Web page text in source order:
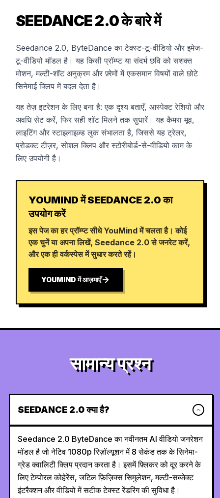
SEEDANCE 2.0 के बारे में
Seedance 2.0, ByteDance का टेक्स्ट-टू-वीडियो और इमेज-
टू-वीडियो मॉडल है। यह किसी प्रॉम्प्ट या संदर्भ छवि को सशक्त
मोशन, मल्टी-शॉट अनुक्रम और फ़्रेमों में एकसमान विषयों वाले छोटे
सिनेमाई क्लिप में बदल देता है।
यह तेज़ इटरेशन के लिए बना है: एक दृश्य बताएँ, आस्पेक्ट रेशियो और
अवधि सेट करें, फिर सही शॉट मिलने तक सुधारें। यह कैमरा मूव,
लाइटिंग और स्टाइलाइज़्ड लुक संभालता है, जिससे यह ट्रेलर,
प्रोडक्ट टीज़र, सोशल क्लिप और स्टोरीबोर्ड-से-वीडियो काम के
लिए उपयोगी है।
YOUMIND में SEEDANCE 2.0 का
उपयोग करें
इस पेज का हर प्रॉम्प्ट सीधे YouMind में चलता है। कोई
एक चुनें या अपना लिखें, Seedance 2.0 से जनरेट करें,
और एक ही वर्कस्पेस में सुधार करते रहें।
YOUMIND में आज़माएँ
सामान्य प्रश्न
SEEDANCE 2.0 क्या है?
Seedance 2.0 ByteDance का नवीनतम AI वीडियो जनरेशन
मॉडल है जो नेटिव 1080p रिज़ॉल्यूशन में 8 सेकंड तक के सिनेमा-
ग्रेड क्वालिटी क्लिप प्रदान करता है। इसमें फ़्लिकर को दूर करने के
लिए टेम्पोरल कोहेरेंस, जटिल फ़िज़िक्स सिमुलेशन, मल्टी-सब्जेक्ट
इंटरैक्शन और वीडियो में सटीक टेक्स्ट रेंडरिंग की सुविधा है।